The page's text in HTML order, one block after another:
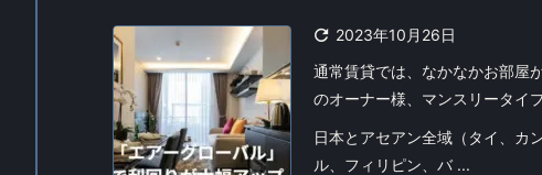
 2023年10月26日
通常賃貸では、なかなかお部屋
のオーナー様、マンスリータイ
日本とアセアン全域（タイ、カ
ル、フィリピン、バ ...